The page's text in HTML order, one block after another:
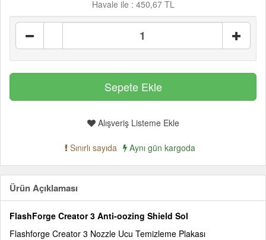
Havale ile : 450,67 TL
Alışveriş Listeme Ekle
Sınırlı sayıda Aynı gün kargoda
Ürün Açıklaması
FlashForge Creator 3 Anti-oozing Shield Sol
Flashforge Creator 3 Nozzle Ucu Temizleme Plakası